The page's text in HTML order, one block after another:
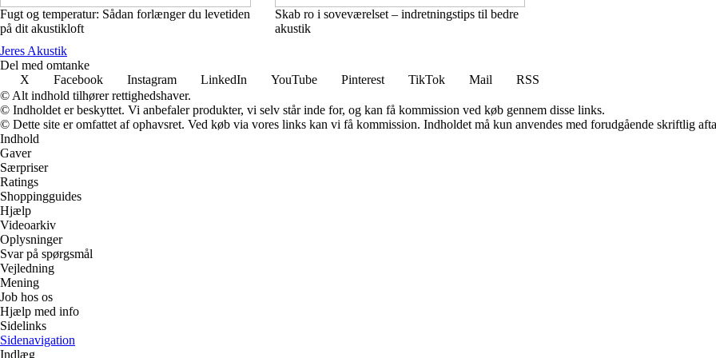
Fugt og temperatur: Sådan forlænger du levetiden
på dit akustikloft
Skab ro i soveværelset – indretningstips til bedre
akustik
Jeres Akustik
Del med omtanke
X
Facebook Instagram LinkedIn YouTube Pinterest TikTok Mail
RSS
© Alt indhold tilhører rettighedshaver.
© Indholdet er beskyttet. Vi anbefaler produkter, vi selv står inde for, og kan få kommission ved køb gennem disse links.
© Dette site er omfattet af ophavsret. Ved køb via vores links kan vi få kommission. Indholdet må kun anvendes med forudgående skriftlig
Indhold
Gaver
Særpriser
Ratings
Shoppingguides
Hjælp
Videoarkiv
Oplysninger
Svar på spørgsmål
Vejledning
Mening
Job hos os
Hjælp med info
Sidelinks
Sidenavigation
Indlæg